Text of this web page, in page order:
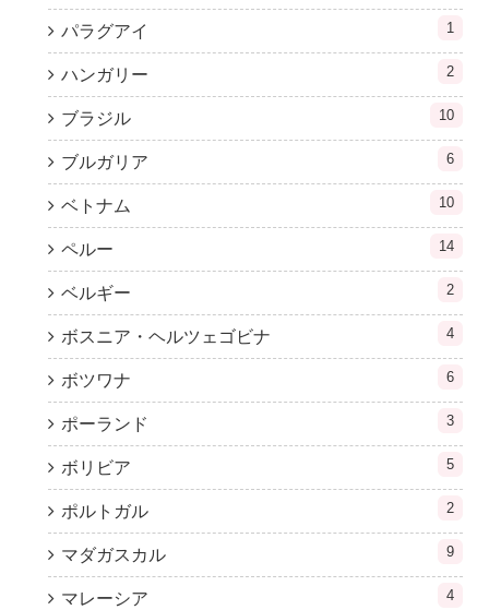
パラグアイ 1
ハンガリー 2
ブラジル 10
ブルガリア 6
ベトナム 10
ペルー 14
ベルギー 2
ボスニア・ヘルツェゴビナ 4
ボツワナ 6
ポーランド 3
ボリビア 5
ポルトガル 2
マダガスカル 9
マレーシア 4